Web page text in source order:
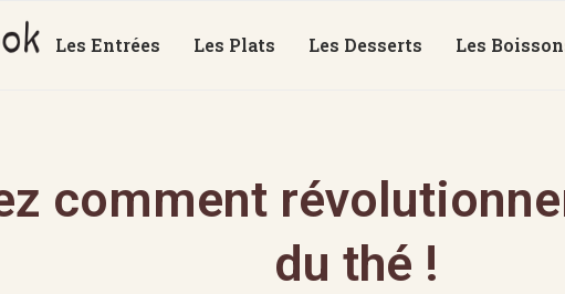
Les Entrées Les Plats Les Desserts Les
comment
du thé !